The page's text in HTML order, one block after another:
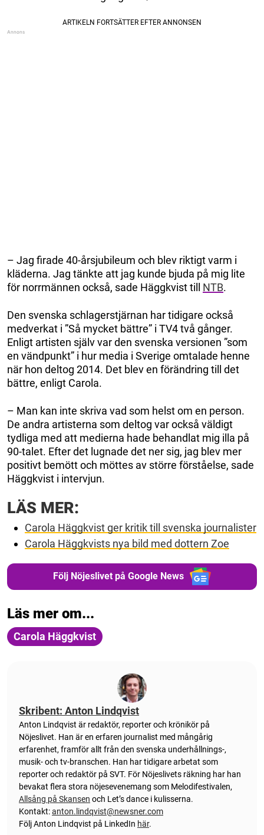
– Jag firade 40-årsjubileum och blev riktigt varm i
kläderna. Jag tänkte att jag kunde bjuda på mig lite
för norrmännen också, sade Häggkvist till NTB.
Den svenska schlagerstjärnan har tidigare också
medverkat i ”Så mycket bättre” i TV4 två gånger.
Enligt artisten själv var den svenska versionen ”som
en vändpunkt” i hur media i Sverige omtalade henne
när hon deltog 2014. Det blev en förändring till det
bättre, enligt Carola.
– Man kan inte skriva vad som helst om en person.
De andra artisterna som deltog var också väldigt
tydliga med att medierna hade behandlat mig illa på
90-talet. Efter det lugnade det ner sig, jag blev mer
positivt bemött och möttes av större förståelse, sade
Häggkvist i intervjun.
LÄS MER:
Carola Häggkvist ger kritik till svenska journalister
Carola Häggkvists nya bild med dottern Zoe
Följ Nöjeslivet på Google News
Läs mer om...
Carola Häggkvist
Skribent: Anton Lindqvist
Anton Lindqvist är redaktör, reporter och krönikör på
Nöjeslivet. Han är en erfaren journalist med mångårig
erfarenhet, framför allt från den svenska underhållnings-,
musik- och tv-branschen. Han har tidigare arbetat som
reporter och redaktör på SVT. För Nöjeslivets räkning har han
bevakat flera stora nöjesevenemang som Melodifestivalen,
Allsång på Skansen och Let’s dance i kulisserna.
Kontakt:anton.lindqvist@newsner.com
Följ Anton Lindqvist på LinkedIn här.